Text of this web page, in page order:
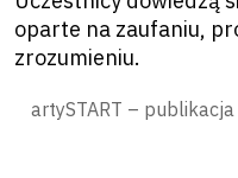
oparte na zaufaniu,
zrozumieniu.
artySTART –